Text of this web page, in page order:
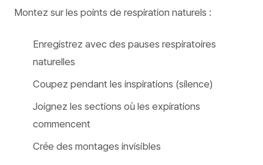
Montez sur les points de respiration naturels :
Enregistrez avec des pauses respiratoires
naturelles
Coupez pendant les inspirations (silence)
Joignez les sections où les expirations
commencent
Crée des montages invisibles